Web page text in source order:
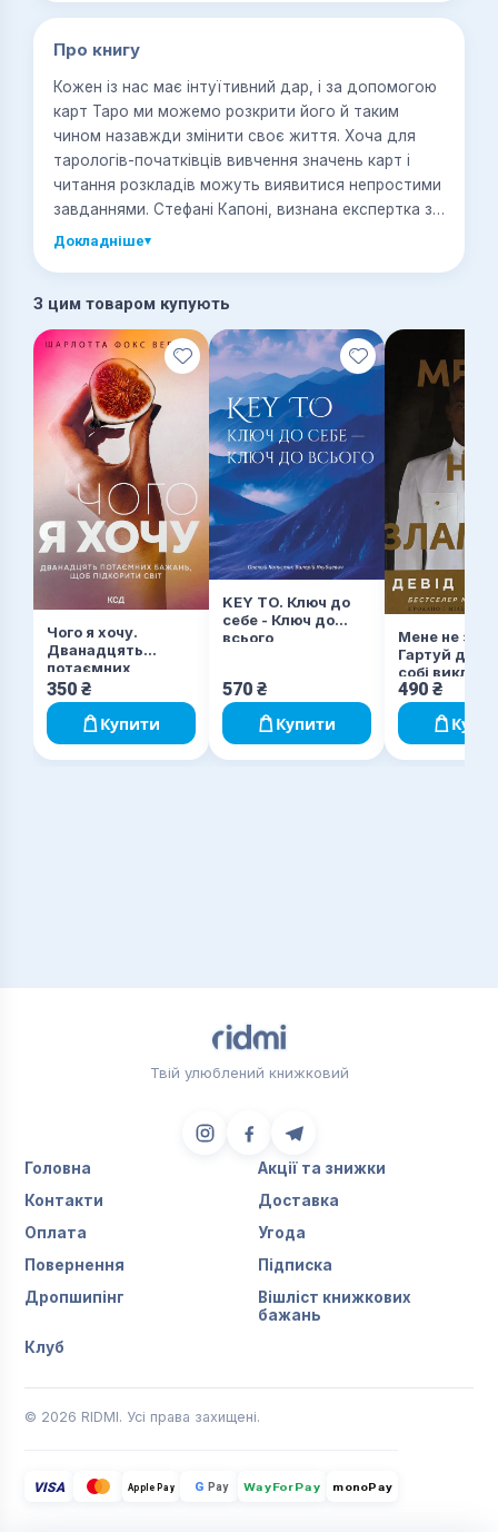
Про книгу
Кожен із нас має інтуїтивний дар, і за допомогою
карт Таро ми можемо розкрити його й таким
чином назавжди змінити своє життя. Хоча для
тарологів-початківців вивчення значень карт і
читання розкладів можуть виявитися непростими
завданнями. Стефані Капоні, визнана експертка з
Таро з більш ніж двадцятирічним досвідом
слухати та довіряти своїй інтуїції, налагоджувати
«взаємини» зі своєю колодою. У неймовірно
красивому ілюстрованому посібнику «Таро для
початківців» вона пропонує прості покрокові
вправи, які допоможуть легко читати карти Таро,
правильно налаштовувати власну енергетику для
точнішого зчитування їхнього значення. Тож
незабаром ви будете впевнено робити розклади
не лише для себе, а й для своїх друзів та рідних.
Докладніше▾
З цим товаром купують
Чого я хочу.
Дванадцять
потаємних
бажань, щоб
підкорити світ
350 ₴
Купити
KEY TO. Ключ до
себе - Ключ до
всього
570 ₴
Купити
Мене не
Гартуй дух
собі виклики
490 ₴
Твій улюблений книжковий
Головна
Акції та знижки
Контакти
Доставка
Оплата
Угода
Повернення
Підписка
Дропшипінг
Вішліст книжкових
бажань
Клуб
© 2026 RIDMI. Усі права захищені.
VISA Apple Pay G Pay WayForPay monoPay